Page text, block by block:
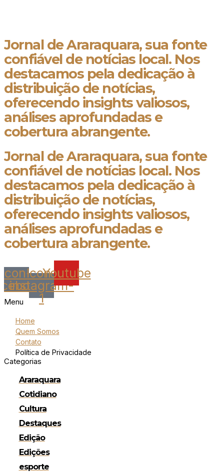
Jornal de Araraquara, sua fonte
confiável de notícias local. Nos
destacamos pela dedicação à
distribuição de notícias,
oferecendo insights valiosos,
análises aprofundadas e
cobertura abrangente.
Jornal de Araraquara, sua fonte
confiável de notícias local. Nos
destacamos pela dedicação à
distribuição de notícias,
oferecendo insights valiosos,
análises aprofundadas e
cobertura abrangente.
Icon-Icon-
instagram-
1
Youtube
Menu
Home
Quem Somos
Contato
Política de Privacidade
Categorias
Araraquara
Cotidiano
Cultura
Destaques
Edição
Edições
esporte